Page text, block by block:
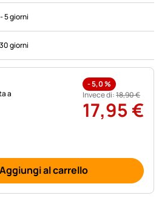
5 giorni
giorni
a
-5,0%
Invece di:18,90€
17,95 €
Aggiungi al carrello